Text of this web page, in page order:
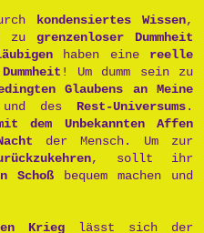
kondensiertes Wissen,
zu grenzenloser Dummheit
haben eine reelle
! Um dumm sein zu
Glaubens an Meine
des Rest-Universums.
dem Unbekannten Affen
der Mensch. Um zur
, sollt ihr
Schoß bequem machen und
Krieg lässt sich der